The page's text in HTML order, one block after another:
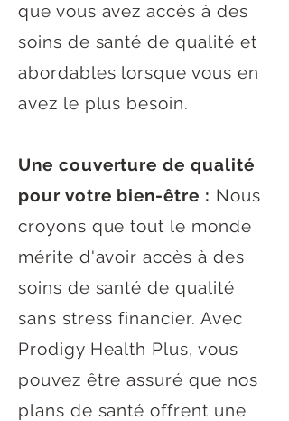
que vous avez accès à des
soins de santé de qualité et
abordables lorsque vous en
avez le plus besoin.
Une couverture de qualité
pour votre bien-être : Nous
croyons que tout le monde
mérite d'avoir accès à des
soins de santé de qualité
sans stress financier. Avec
Prodigy Health Plus, vous
pouvez être assuré que nos
plans de santé offrent une